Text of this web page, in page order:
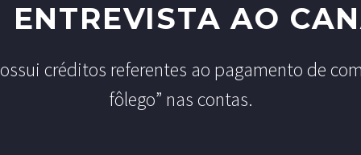
ENTREVISTA AO
créditos referentes ao pagamento de
fôlego” nas contas.